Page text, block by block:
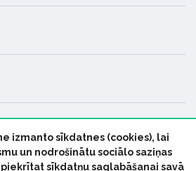
SŪTĪT
izmanto sīkdatnes (cookies), lai
un nodrošinātu sociālo saziņas
sīkdatņu saglabāšanai savā